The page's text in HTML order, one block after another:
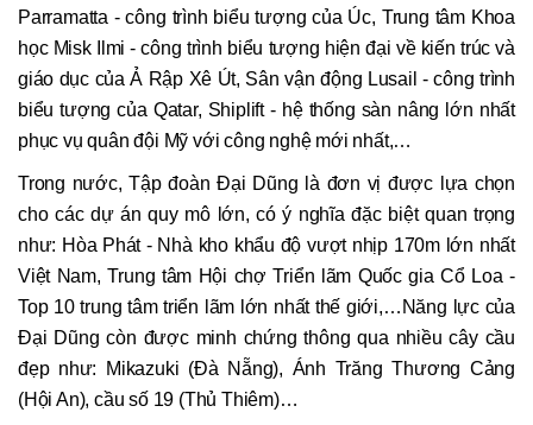
Parramatta - công trình biểu tượng của Úc, Trung tâm Khoa
học Misk Ilmi - công trình biểu tượng hiện đại về kiến trúc và
giáo dục của Ả Rập Xê Út, Sân vận động Lusail - công trình
biểu tượng của Qatar, Shiplift - hệ thống sàn nâng lớn nhất
phục vụ quân đội Mỹ với công nghệ mới nhất,…
Trong nước, Tập đoàn Đại Dũng là đơn vị được lựa chọn
cho các dự án quy mô lớn, có ý nghĩa đặc biệt quan trọng
như: Hòa Phát - Nhà kho khẩu độ vượt nhịp 170m lớn nhất
Việt Nam, Trung tâm Hội chợ Triển lãm Quốc gia Cổ Loa -
Top 10 trung tâm triển lãm lớn nhất thế giới,…Năng lực của
Đại Dũng còn được minh chứng thông qua nhiều cây cầu
đẹp như: Mikazuki (Đà Nẵng), Ánh Trăng Thương Cảng
(Hội An), cầu số 19 (Thủ Thiêm)…